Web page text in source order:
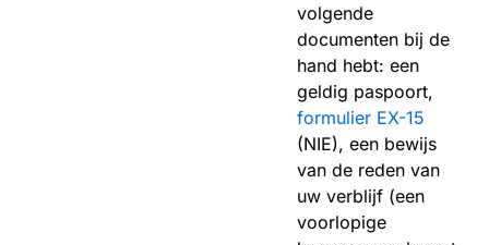
volgende
documenten bij de
hand hebt: een
geldig paspoort,
formulier EX-15
(NIE), een bewijs
van de reden van
uw verblijf (een
voorlopige